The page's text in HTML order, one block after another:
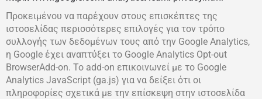
Προκειμένου να παρέχουν στους επισκέπτες της
ιστοσελίδας περισσότερες επιλογές για τον τρόπο
συλλογής των δεδομένων τους από την Google Analytics,
η Google έχει αναπτύξει το Google Analytics Opt-out
BrowserAdd-on. Το add-on επικοινωνεί με το Google
Analytics JavaScript (ga.js) για να δείξει ότι οι
πληροφορίες σχετικά με την επίσκεψη στην ιστοσελίδα